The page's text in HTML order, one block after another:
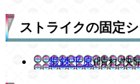
ストライクの固定
鍛錬平原(晴れ/快